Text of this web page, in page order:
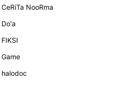
CeRiTa NooRma
Do'a
FIKSI
Game
halodoc